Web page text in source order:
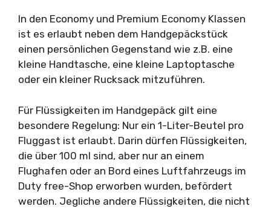
In den Economy und Premium Economy Klassen
ist es erlaubt neben dem Handgepäckstück
einen persönlichen Gegenstand wie z.B. eine
kleine Handtasche, eine kleine Laptoptasche
oder ein kleiner Rucksack mitzuführen.
Für Flüssigkeiten im Handgepäck gilt eine
besondere Regelung: Nur ein 1-Liter-Beutel pro
Fluggast ist erlaubt. Darin dürfen Flüssigkeiten,
die über 100 ml sind, aber nur an einem
Flughafen oder an Bord eines Luftfahrzeugs im
Duty free-Shop erworben wurden, befördert
werden. Jegliche andere Flüssigkeiten, die nicht